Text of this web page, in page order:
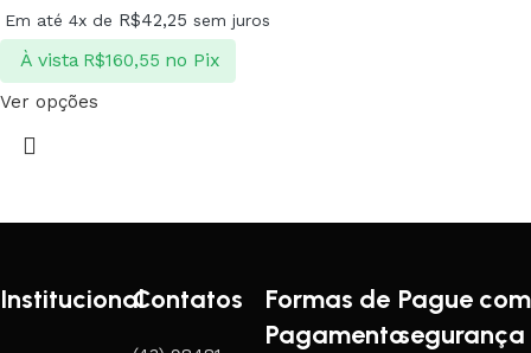
Em até 4x de R$42,25 sem juros
À vista R$160,55 no Pix
Ver opções
InstitucionalContatos
Formas de
Pagamento
Pague com
segurança